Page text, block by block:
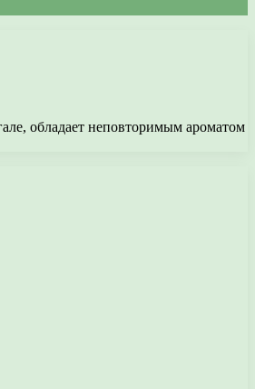
обладает неповторимым ароматом